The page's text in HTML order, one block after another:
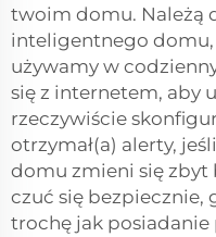
twoim domu. Należą
inteligentnego
używamy w
się z internetem, aby
rzeczywiście
otrzymał(a) alerty,
domu zmieni się zbyt
czuć się bezpiecznie,
trochę jak